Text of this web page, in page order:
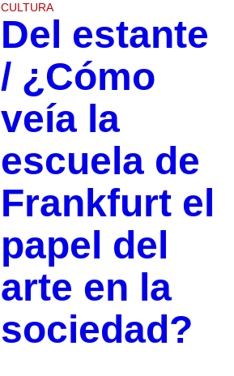
CULTURA
Del estante
/ ¿Cómo
veía la
escuela de
Frankfurt el
papel del
arte en la
sociedad?